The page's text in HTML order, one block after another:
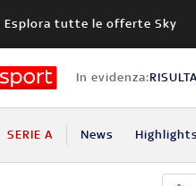
Esplora tutte le offerte Sky
In evidenza:
SERIE A News Highlights